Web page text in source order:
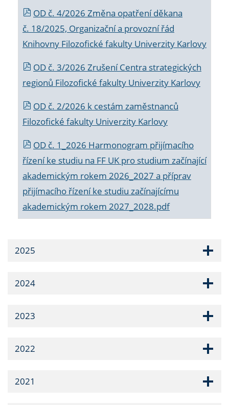
OD č. 4/2026 Změna opatření děkana
č. 18/2025, Organizační a provozní řád
Knihovny Filozofické fakulty Univerzity Karlovy
OD č. 3/2026 Zrušení Centra strategických
regionů Filozofické fakulty Univerzity Karlovy
OD č. 2/2026 k cestám zaměstnanců
Filozofické fakulty Univerzity Karlovy
OD č. 1_2026 Harmonogram přijímacího
řízení ke studiu na FF UK pro studium začínající
akademickým rokem 2026_2027 a příprav
přijímacího řízení ke studiu začínajícímu
akademickým rokem 2027_2028.pdf
2025
2024
2023
2022
2021